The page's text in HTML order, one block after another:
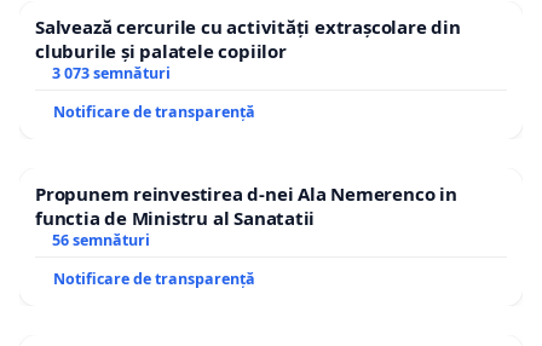
Salvează cercurile cu activități extrașcolare din
cluburile și palatele copiilor
3 073 semnături
Notificare de transparență
Propunem reinvestirea d-nei Ala Nemerenco in
functia de Ministru al Sanatatii
56 semnături
Notificare de transparență